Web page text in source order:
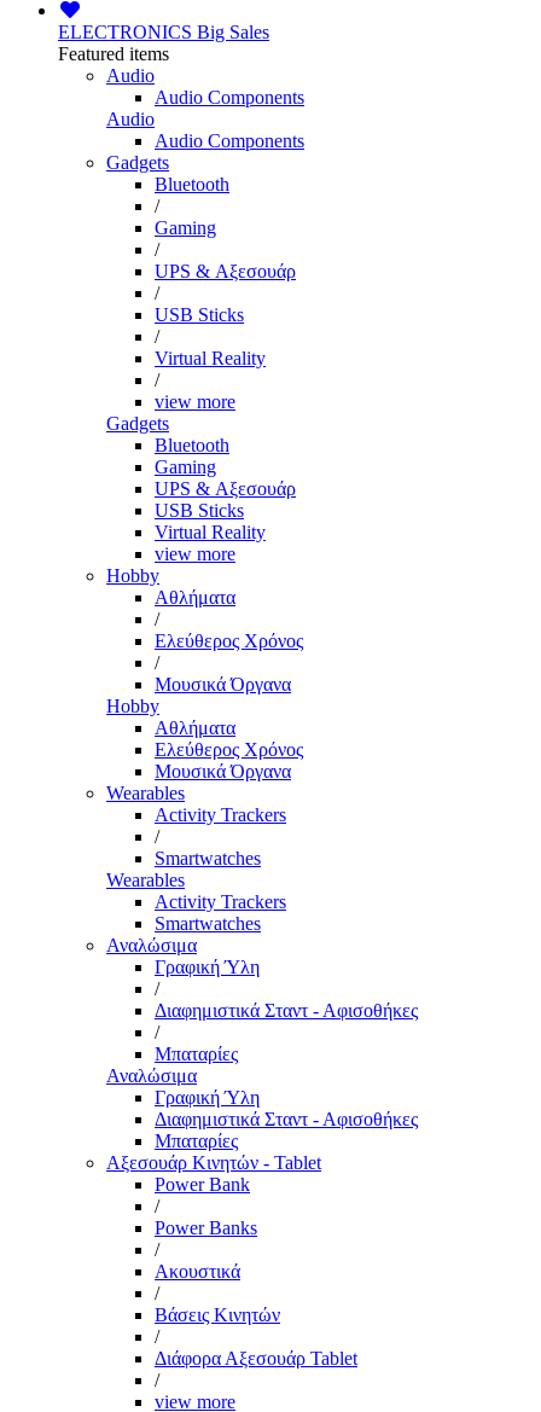
ELECTRONICS Big Sales
Featured items
Audio
Audio Components
Audio
Audio Components
Gadgets
Bluetooth
/
Gaming
/
UPS & Αξεσουάρ
/
USB Sticks
/
Virtual Reality
/
view more
Gadgets
Bluetooth
Gaming
UPS & Αξεσουάρ
USB Sticks
Virtual Reality
view more
Hobby
Αθλήματα
/
Ελεύθερος Χρόνος
/
Μουσικά Όργανα
Hobby
Αθλήματα
Ελεύθερος Χρόνος
Μουσικά Όργανα
Wearables
Activity Trackers
/
Smartwatches
Wearables
Activity Trackers
Smartwatches
Αναλώσιμα
Γραφική Ύλη
/
Διαφημιστικά Σταντ - Αφισοθήκες
/
Μπαταρίες
Αναλώσιμα
Γραφική Ύλη
Διαφημιστικά Σταντ - Αφισοθήκες
Μπαταρίες
Αξεσουάρ Κινητών - Tablet
Power Bank
/
Power Banks
/
Ακουστικά
/
Βάσεις Κινητών
/
Διάφορα Αξεσουάρ Tablet
/
view more